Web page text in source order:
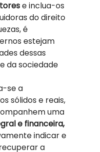
e inclua-os
do direito
é
estejam
dessas
da sociedade
se a
sólidos e reais,
uma
e financeira,
indicar e
a